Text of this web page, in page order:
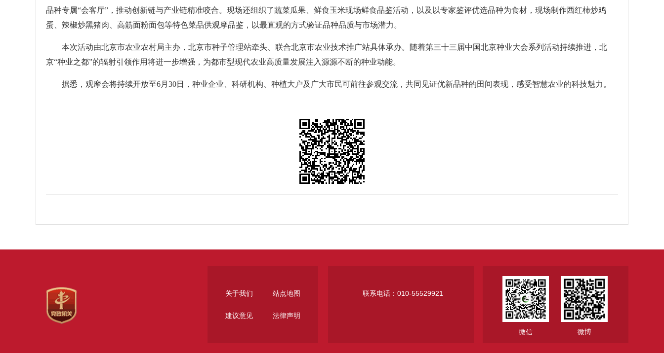
品种专属“会客厅”，推动创新链与产业链精准咬合。现场还组织了蔬菜瓜果、鲜食玉米现场鲜食品鉴活动，以及以专家鉴评优选品种为食材，现场制作西红柿炒鸡
蛋、辣椒炒黑猪肉、高筋面粉面包等特色菜品供观摩品鉴，以最直观的方式验证品种品质与市场潜力。
本次活动由北京市农业农村局主办，北京市种子管理站牵头、联合北京市农业技术推广站具体承办。随着第三十三届中国北京种业大会系列活动持续推进，北
京“种业之都”的辐射引领作用将进一步增强，为都市型现代农业高质量发展注入源源不断的种业动能。
据悉，观摩会将持续开放至6月30日，种业企业、科研机构、种植大户及广大市民可前往参观交流，共同见证优新品种的田间表现，感受智慧农业的科技魅力。
关于我们 站点地图
建议意见 法律声明
联系电话：010-55529921
微信 微博